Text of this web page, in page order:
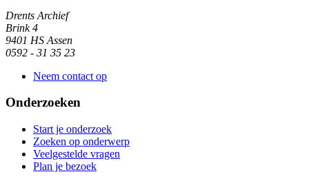
Drents Archief
Brink 4
9401 HS Assen
0592 - 31 35 23
Neem contact op
Onderzoeken
Start je onderzoek
Zoeken op onderwerp
Veelgestelde vragen
Plan je bezoek